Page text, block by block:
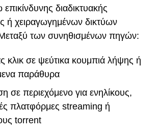
διαδικτυακής
ή χειραγωγημένων δικτύων
των συνηθισμένων πηγών:
κλικ σε ψεύτικα κουμπιά λήψης ή
παράθυρα
σε περιεχόμενο για ενηλίκους,
πλατφόρμες streaming ή
torrent